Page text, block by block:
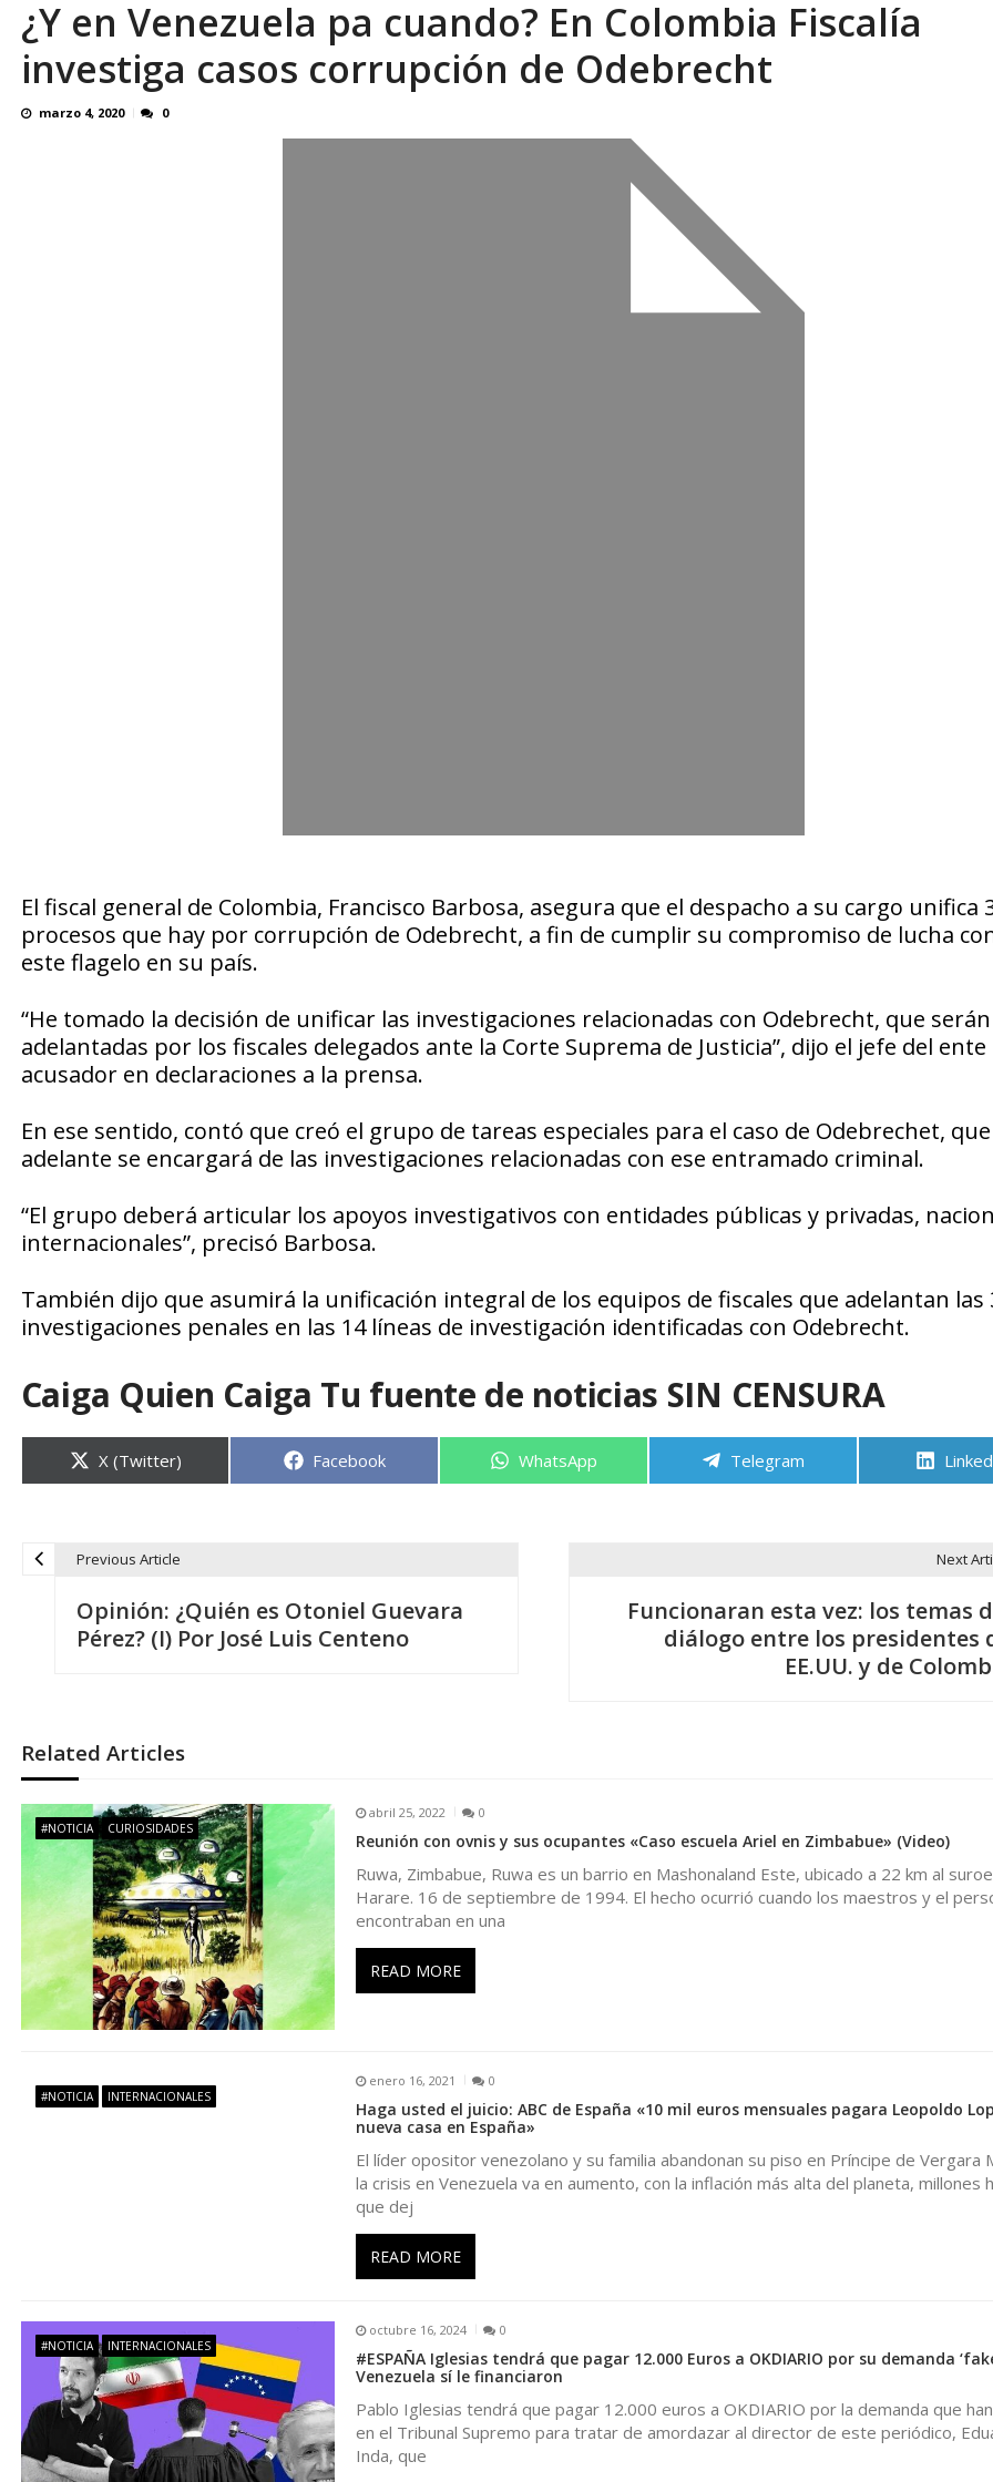
El último que apague la luz: 17 años de excusas, apagones y promesas incumplidas... AGOSTO 6, 2026
¿Y en Venezuela pa cuando? En Colombia Fiscalía
investiga casos corrupción de Odebrecht
marzo 4, 2020 0
El fiscal general de Colombia, Francisco Barbosa, asegura que el despacho a su cargo unifica
procesos que hay por corrupción de Odebrecht, a fin de cumplir su compromiso de lucha
este flagelo en su país.
“He tomado la decisión de unificar las investigaciones relacionadas con Odebrecht, que serán
adelantadas por los fiscales delegados ante la Corte Suprema de Justicia”, dijo el jefe del ente
acusador en declaraciones a la prensa.
En ese sentido, contó que creó el grupo de tareas especiales para el caso de Odebrechet,
adelante se encargará de las investigaciones relacionadas con ese entramado criminal.
“El grupo deberá articular los apoyos investigativos con entidades públicas y privadas,
internacionales”, precisó Barbosa.
También dijo que asumirá la unificación integral de los equipos de fiscales que adelantan las
investigaciones penales en las 14 líneas de investigación identificadas con Odebrecht.
Caiga Quien Caiga Tu fuente de noticias SIN CENSURA
Compartir
en
X (Twitter) Compartir
Facebook Compartir
WhatsApp Compartir
Telegram
e
g
a
c
i
ó
n
t
r
Previous Article
Opinión: ¿Quién es Otoniel Guevara
Pérez? (I) Por José Luis Centeno
Next
Funcionaran esta vez: los temas
diálogo entre los presidentes
EE.UU. y de
Related Articles
#NOTICIA CURIOSIDADES
abril 25, 2022 0
Reunión con ovnis y sus ocupantes «Caso escuela Ariel en Zimbabue» (Video)
Ruwa, Zimbabue, Ruwa es un barrio en Mashonaland Este, ubicado a 22 km al
Harare. 16 de septiembre de 1994. El hecho ocurrió cuando los maestros y el
encontraban en una
READ MORE
#NOTICIA INTERNACIONALES
enero 16, 2021 0
Haga usted el juicio: ABC de España «10 mil euros mensuales pagara Leopoldo
nueva casa en España»
El líder opositor venezolano y su familia abandonan su piso en Príncipe de Vergara
la crisis en Venezuela va en aumento, con la inflación más alta del planeta, millones
que dej
READ MORE
#NOTICIA INTERNACIONALES
octubre 16, 2024 0
#ESPAÑA Iglesias tendrá que pagar 12.000 Euros a OKDIARIO por su demanda
Venezuela sí le financiaron
Pablo Iglesias tendrá que pagar 12.000 euros a OKDIARIO por la demanda que
en el Tribunal Supremo para tratar de amordazar al director de este periódico,
Inda, que